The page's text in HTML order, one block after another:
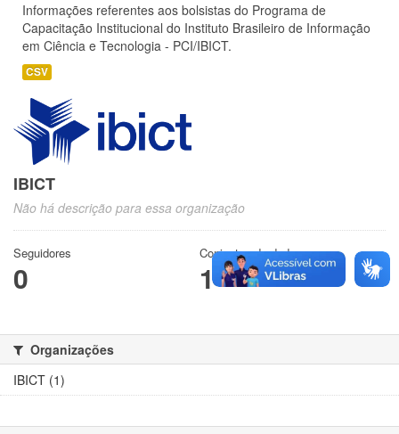
Informações referentes aos bolsistas do Programa de
Capacitação Institucional do Instituto Brasileiro de Informação
em Ciência e Tecnologia - PCI/IBICT.
CSV
IBICT
Não há descrição para essa organização
Seguidores
0
Conjuntos de dados
1
Organizações
IBICT (1)